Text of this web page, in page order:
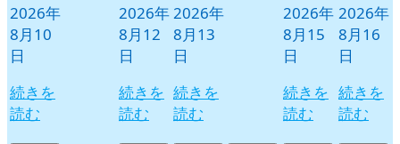
2026年
8月10
日
続きを
読む
2026年
8月12
日
続きを
読む
2026年
8月13
日
続きを
読む
2026年
8月15
日
続きを
読む
2026年
8月16
日
続きを
読む